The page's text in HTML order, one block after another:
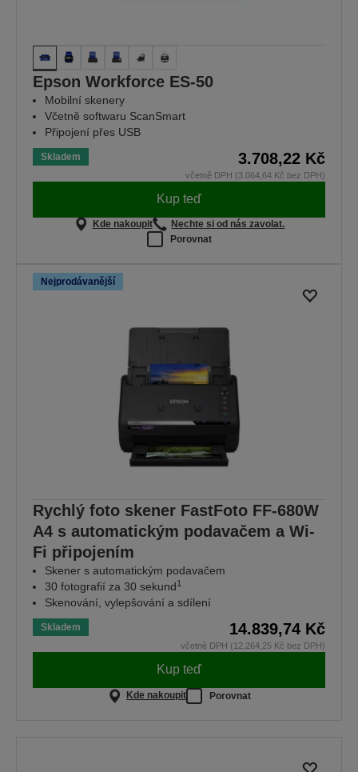
Epson Workforce ES-50
Mobilní skenery
Včetně softwaru ScanSmart
Připojení přes USB
Skladem 3.708,22 Kč
včetně DPH (3.064,64 Kč bez DPH)
Kup teď
Kde nakoupit
Nechte si od nás zavolat.
Porovnat
Nejprodávanější
Rychlý foto skener FastFoto FF-680W
A4 s automatickým podavačem a Wi-
Fi připojením
Skener s automatickým podavačem
30 fotografií za 30 sekund1
Skenování, vylepšování a sdílení
Skladem 14.839,74 Kč
včetně DPH (12.264,25 Kč bez DPH)
Kup teď
Kde nakoupit Porovnat